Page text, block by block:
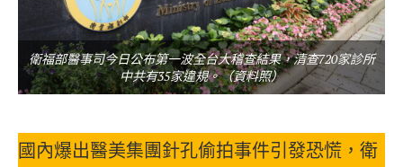
衛福部醫事司今日公布第一波全台大稽查結果，清查720家診所
中共有35家違規。（資料照）
國內爆出醫美集團針孔偷拍事件引發恐慌，衛